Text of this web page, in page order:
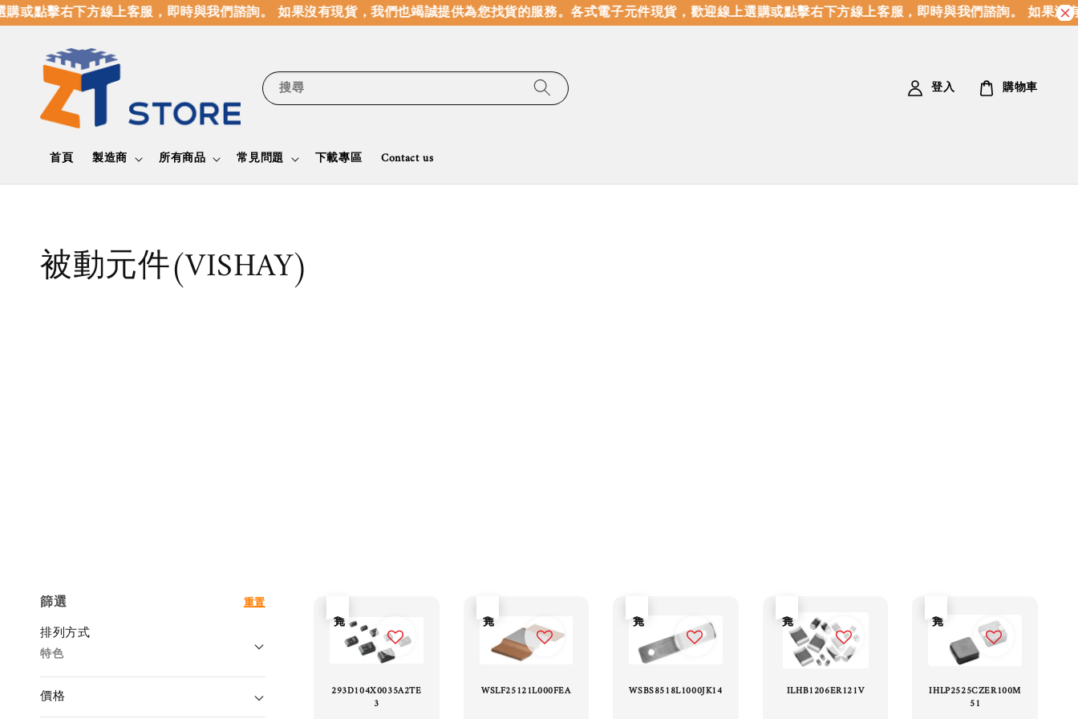
或點擊右下方線上客服，即時與我們諮詢。 如果沒有現貨，我們也竭誠提供為您找貨的服務。各式電子元件現貨，歡迎線上選購或點擊右下方線上客服，即時與我們諮詢。 如果沒
搜尋
首頁 製造商 所有商品 常見問題 下載專區 Contact us
登入 購物車
被動元件(VISHAY)
篩選 重置
排列方式
特色
價格
293D104X0035A2TE
3
WSLF25121L000FEA WSBS8518L1000JK14 ILHB1206ER121V
IHLP2525CZER100M
51